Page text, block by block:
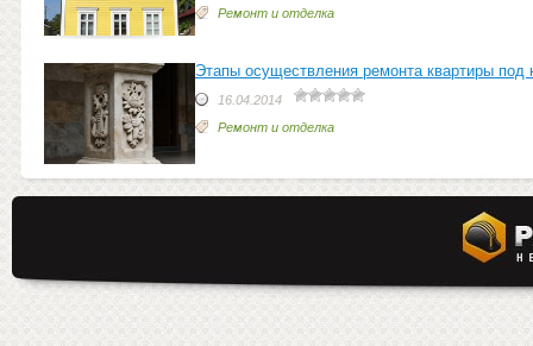
Ремонт и отделка
Этапы осуществления ремонта квартиры под
16.04.2014
Ремонт и отделка